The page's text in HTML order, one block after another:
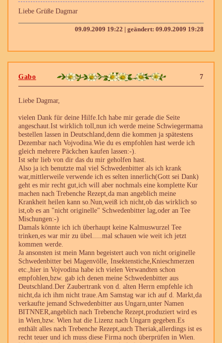
Liebe Grüße Dagmar
09.09.2009 19:22 | geändert: 09.09.2009 19:28
7
Gabo
Liebe Dagmar,
vielen Dank für deine Hilfe.Ich habe mir gerade die Seite
angeschaut.Ist wirklich toll,nun ich werde meine Schwiegermama
bestellen lassen in Deutschland,denn die kommen ja spätestens
Dezembar nach Vojvodina.Wie du es empfohlen hast werde ich
gleich mehrere Päckchen kaufen lassen:-).
Ist sehr lieb von dir das du mir geholfen hast.
Also ja ich benutzte mal viel Schwedenbitter als ich krank
war,mittlerweile verwende ich es selten innerlich(Gott sei Dank)
geht es mir recht gut,ich will aber nochmals eine komplette Kur
machen nach Trebenche Rezept,da man angeblich meine
Krankheit heilen kann so.Nun,weiß ich nicht,ob das wirklich so
ist,ob es an "nicht originelle" Schwedenbitter lag,oder an Tee
Mischungen:-)
Damals könnte ich ich überhaupt keine Kalmuswurzel Tee
trinken,es war mir zu übel.....mal schauen wie weit ich jetzt
kommen werde.
Ja ansonsten ist mein Mann begeistert auch von nicht originelle
Schwedenbitter bei Magenvölle, Insektenstiche,Knieschmerzen
etc.,hier in Vojvodina habe ich vielen Verwandten schon
empfohlen,bzw. gab ich denen meine Schwedenbitter aus
Deutschland.Der Zaubertrank von d. alten Herrn empfehle ich
nicht,da ich ihm nicht traue.Am Samstag war ich auf d. Markt,da
verkaufte jemand Schwedenbitter aus Ungarn,unter Namen
BITNNER,angeblich nach Trebenche Rezept,produziert wird es
in Wien,bzw. Wien hat die Lizenz nach Ungarn gegeben.Es
enthält alles nach Trebenche Rezept,auch Theriak,allerdings ist es
recht teuer und ich muss diese Firma noch überprüfen in Wien.